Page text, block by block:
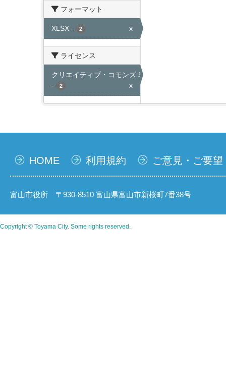
フォーマット
XLSX - 2 x
ライセンス
クリエイティブ・コモンズ 表示
-
2 x
HOME 利用規約 ご意見・ご要望
富山市役所 〒930-8510 富山県富山市新桜町7番38号
Copyright © Toyama City. Some rights reserved.